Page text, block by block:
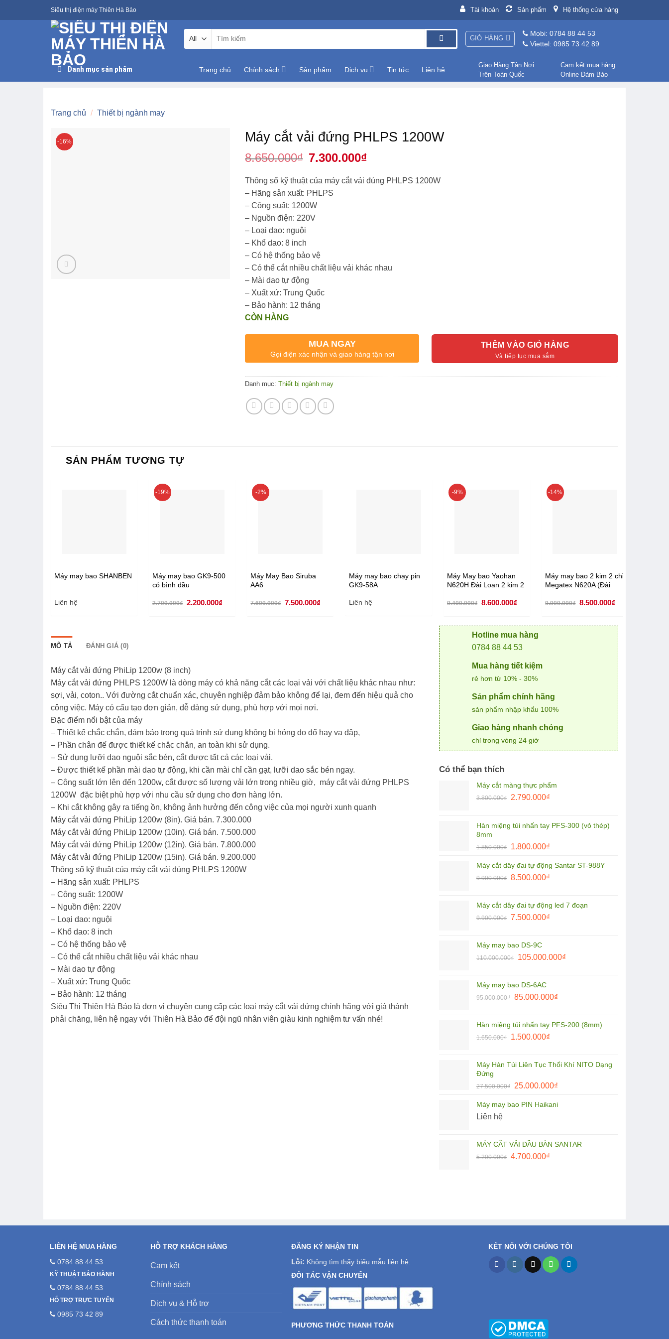
to
Siêu thị điện máy Thiên Hà Bảo Tài khoản Sản phẩm Hệ thống cửa hàng
kiếm:
GIỎ HÀNG
Mobi: 0784 88 44 53
Viettel: 0985 73 42 89
Danh mục sản phẩm Trang chủ Chính sách Sản phẩm Dịch vụ Tin tức Liên hệ
Giao Hàng Tận Nơi
Trên Toàn Quốc
Cam kết mua hàng
Online Đảm Bảo
Trang chủ / Thiết bị ngành may
-16% Máy cắt vải đứng PHLPS 1200W
8.650.000₫
Giá
gốc
8.650.000₫.
7.300.000₫Giá
là:
7.300.000₫.
Thông số kỹ thuật của máy cắt vải đúng PHLPS 1200W
– Hãng sản xuất: PHLPS
– Công suất: 1200W
– Nguồn điện: 220V
– Loại dao: nguội
– Khổ dao: 8 inch
– Có hệ thống bảo vệ
– Có thể cắt nhiều chất liệu vải khác nhau
– Mài dao tự động
– Xuất xứ: Trung Quốc
– Bảo hành: 12 tháng
CÒN HÀNG
THÊM VÀO GIỎ HÀNG
MUA NGAY
Gọi điện xác nhận và giao hàng tận nơi
Danh mục: Thiết bị ngành may
SẢN PHẨM TƯƠNG TỰ
Máy may bao SHANBEN
Liên hệ
-19%
Máy may bao GK9-500
có bình dầu
2.700.000₫ Giá
2.200.000₫Giá
-2%
Máy May Bao Siruba
AA6
7.690.000₫ Giá
7.500.000₫
Máy may bao chạy pin
GK9-58A
Liên hệ
-9%
Máy May bao Yaohan
N620H Đài Loan 2 kim 2
9.400.000₫ Giá
8.600.000₫Giá
8.600.000₫.
-14%
Máy may bao 2 kim 2 chỉ
Megatex N620A (Đài
9.900.000₫ Giá
8.500.000₫
8.500.000₫.
MÔ TẢ ĐÁNH GIÁ (0)
Máy cắt vải đứng PhiLip 1200w (8 inch)
Máy cắt vải đứng PHLPS 1200W là dòng máy có khả năng cắt các loại vải với chất liệu khác nhau như:
sợi, vải, coton.. Với đường cắt chuẩn xác, chuyên nghiệp đảm bảo không để lại, đem đến hiệu quả cho
công việc. Máy có cấu tạo đơn giản, dễ dàng sử dụng, phù hợp với mọi nơi.
Đặc điểm nổi bật của máy
– Thiết kế chắc chắn, đảm bảo trong quá trinh sử dụng không bị hỏng do đổ hay va đập,
– Phần chân đế được thiết kế chắc chắn, an toàn khi sử dụng.
– Sử dụng lưỡi dao nguội sắc bén, cắt được tất cả các loại vải.
– Được thiết kế phần mài dao tự động, khi cần mài chỉ cần gạt, lưỡi dao sắc bén ngay.
– Công suất lớn lên đến 1200w, cắt được số lượng vải lớn trong nhiều giờ, máy cắt vải đứng PHLPS
1200W đặc biệt phù hợp với nhu cầu sử dụng cho đơn hàng lớn.
– Khi cắt không gây ra tiếng ồn, không ảnh hưởng đến công việc của mọi người xunh quanh
Máy cắt vải đứng PhiLip 1200w (8in). Giá bán. 7.300.000
Máy cắt vải đứng PhiLip 1200w (10in). Giá bán. 7.500.000
Máy cắt vải đứng PhiLip 1200w (12in). Giá bán. 7.800.000
Máy cắt vải đứng PhiLip 1200w (15in). Giá bán. 9.200.000
Thông số kỹ thuật của máy cắt vải đúng PHLPS 1200W
– Hãng sản xuất: PHLPS
– Công suất: 1200W
– Nguồn điện: 220V
– Loại dao: nguội
– Khổ dao: 8 inch
– Có hệ thống bảo vệ
– Có thể cắt nhiều chất liệu vải khác nhau
– Mài dao tự động
– Xuất xứ: Trung Quốc
– Bảo hành: 12 tháng
Siêu Thị Thiên Hà Bảo là đơn vị chuyên cung cấp các loại máy cắt vải đứng chính hãng với giá thành
phải chăng, liên hệ ngay với Thiên Hà Bảo để đội ngũ nhân viên giàu kinh nghiệm tư vấn nhé!
Hotline mua hàng
0784 88 44 53
Mua hàng tiết kiệm
rẻ hơn từ 10% - 30%
Sản phẩm chính hãng
sản phẩm nhập khẩu 100%
Giao hàng nhanh chóng
chỉ trong vòng 24 giờ
Có thể bạn thích
Máy cắt màng thực phẩm
3.800.000₫
Giá
3.800.000₫.
2.790.000₫Giá
là:
Hàn miệng túi nhấn tay PFS-300 (vỏ thép)
8mm
1.850.000₫
Giá
là:
1.850.000₫.
1.800.000₫Giá
tại
là:
Máy cắt dây đai tự động Santar ST-988Y
9.900.000₫ Giá
9.900.000₫.
8.500.000₫Giá
là:
8.500.000₫.
Máy cắt dây đai tự động led 7 đoạn
9.900.000₫ Giá
9.900.000₫.
7.500.000₫Giá
7.500.000₫.
Máy may bao DS-9C
110.000.000₫
Giá
110.000.000₫.
105.000.000₫Giá
Máy may bao DS-6AC
95.000.000₫ Giá
95.000.000₫.
85.000.000₫Giá
là:
Hàn miệng túi nhấn tay PFS-200 (8mm)
1.650.000₫
Giá
1.650.000₫.
1.500.000₫Giá
là:
Máy Hàn Túi Liên Tục Thổi Khí NITO Dạng
Đứng
27.500.000₫
Giá
là:
25.000.000₫Giá
tại
Máy may bao PIN Haikani
Liên hệ
MÁY CẮT VẢI ĐẦU BÀN SANTAR
5.200.000₫ Giá
4.700.000₫Giá
LIÊN HỆ MUA HÀNG
0784 88 44 53
KỸ THUẬT BẢO HÀNH
0784 88 44 53
HỖ TRỢ TRỰC TUYẾN
0985 73 42 89
HỖ TRỢ KHÁCH HÀNG
Cam kết
Chính sách
Dịch vụ & Hỗ trợ
Cách thức thanh toán
ĐĂNG KÝ NHẬN TIN
Lỗi: Không tìm thấy biểu mẫu liên hệ.
ĐỐI TÁC VẬN CHUYỂN
PHƯƠNG THỨC THANH TOÁN
KẾT NỐI VỚI CHÚNG TÔI